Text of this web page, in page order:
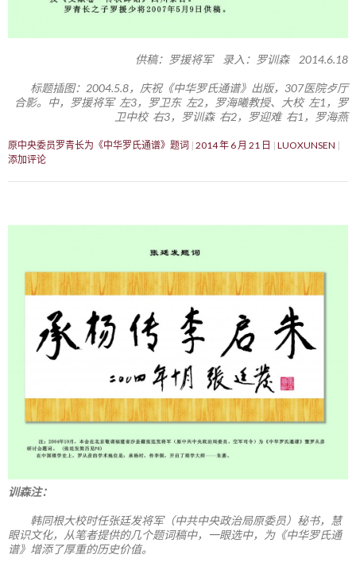
供稿：罗援将军 录入：罗训森 2014.6.18
标题插图：2004.5.8，庆祝《中华罗氏通谱》出版，307医院歺厅
合影。中，罗援将军 左3，罗卫东 左2，罗海曦教授、大校 左1，罗
卫中校 右3，罗训森 右2，罗迎难 右1，罗海燕
原中央委员罗青长为《中华罗氏通谱》题词 2014 年 6 月 21 日
LUOXUNSEN
添加评论
训森注：
韩同根大校时任张廷发将军（中共中央政治局原委员）秘书，慧
眼识文化，从笔者提供的几个题词稿中，一眼选中，为《中华罗氏通
谱》增添了厚重的历史价值。